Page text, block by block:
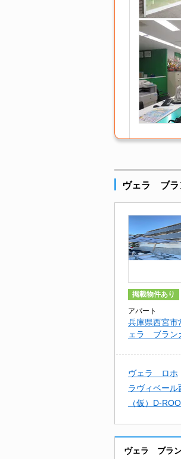
ヴェラ ブラ
掲載物件あり
アパート
兵庫県西宮市
ェラ ブラン
ヴェラ ロホ
ラヴィベール
（仮）D-
ヴェラ ブラン